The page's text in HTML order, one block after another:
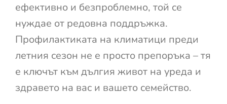
ефективно и безпроблемно, той се
нуждае от редовна поддръжка.
Профилактиката на климатици преди
летния сезон не е просто препоръка – тя
е ключът към дългия живот на уреда и
здравето на вас и вашето семейство.